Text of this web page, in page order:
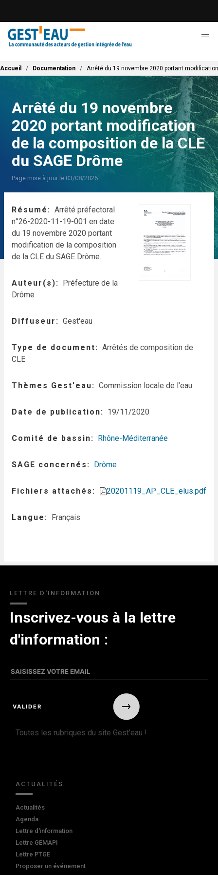
contenu
principal
Fil d'Ariane
Accueil Documentation Arrêté du 19 novembre 2020 portant
Arrêté du 19 novembre
2020 portant modification
de la composition de la CLE
du SAGE Drôme
Page mise à jour le 03/08/2026
Résumé
Arrêté préfectoral
n°26-2020-11-19-001 en date
du 19 novembre 2020 portant
modification de la composition
de la CLE du SAGE Drôme.
Auteur(s)
Préfecture de la
Drôme
Diffuseur Gest'eau
Type de document
Arrêtés de composition de
CLE
Thèmes Gest'eau Commission locale de l'eau
Date de publication 19/11/2020
Comité de bassin Rhône-Méditerranée
SAGE concernés Drôme
Fichiers attachés 20201119_AP_CLE_elus.pdf
Langue Français
LETTRE D'INFORMATION
Inscrivez-vous à la lettre
d'information :
Toutes les rubriques du site Gest'eau !
ACTUALITÉS
Actualités
Agenda
Lettre d'information
Lettre GEMAPI
Lettre PTGE
Proposer un événement